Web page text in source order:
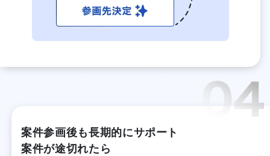
案件参画後も長期的にサポート
案件が途切れたら